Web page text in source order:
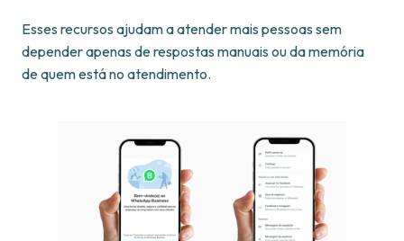
Esses recursos ajudam a atender mais pessoas sem
depender apenas de respostas manuais ou da memória
de quem está no atendimento.